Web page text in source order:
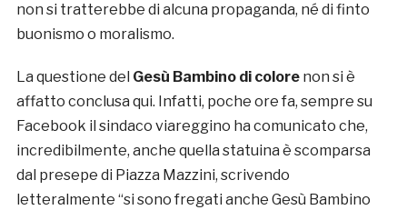
non si tratterebbe di alcuna propaganda, né di finto
buonismo o moralismo.
La questione del Gesù Bambino di colorenon si è
affatto conclusa qui. Infatti, poche ore fa, sempre su
Facebook il sindaco viareggino ha comunicato che,
incredibilmente, anche quella statuina è scomparsa
dal presepe di Piazza Mazzini, scrivendo
letteralmente “si sono fregati anche Gesù Bambino